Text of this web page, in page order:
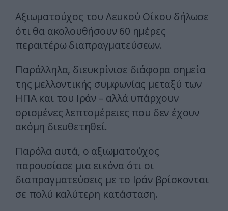
Αξιωματούχος του Λευκού Οίκου δήλωσε
ότι θα ακολουθήσουν 60 ημέρες
περαιτέρω διαπραγματεύσεων.
Παράλληλα, διευκρίνισε διάφορα σημεία
της μελλοντικής συμφωνίας μεταξύ των
ΗΠΑ και του Ιράν – αλλά υπάρχουν
ορισμένες λεπτομέρειες που δεν έχουν
ακόμη διευθετηθεί.
Παρόλα αυτά, ο αξιωματούχος
παρουσίασε μια εικόνα ότι οι
διαπραγματεύσεις με το Ιράν βρίσκονται
σε πολύ καλύτερη κατάσταση.